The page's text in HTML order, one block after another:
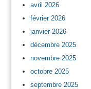
avril 2026
février 2026
janvier 2026
décembre 2025
novembre 2025
octobre 2025
septembre 2025